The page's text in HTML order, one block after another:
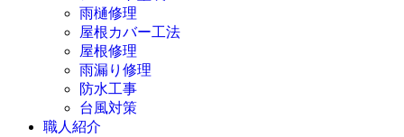
雨樋修理
屋根カバー工法
屋根修理
雨漏り修理
防水工事
台風対策
職人紹介